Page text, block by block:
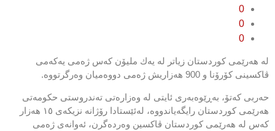
0
0
0
لە هەرێمی كوردستان زیاتر لە یەك ملیۆن كەس ژەمی یەكەمی
ڤاكسینی كۆرۆنا و 900 هەزاریش ژەمی دووەمیان وەرگرتووە.
حەربی كەتۆ، بەڕێوەبەری ئایتی لە وەزارەتی تەندروستی حكومەتی
ھەرێمی كوردستان رایگەیاندووە، لەئێستادا رۆژانە نزیكەی ١٥ ھەزار
كەس لە ھەرێمی كوردستان ڤاكسین وەردەگرن، ئەوانەی ژەمی